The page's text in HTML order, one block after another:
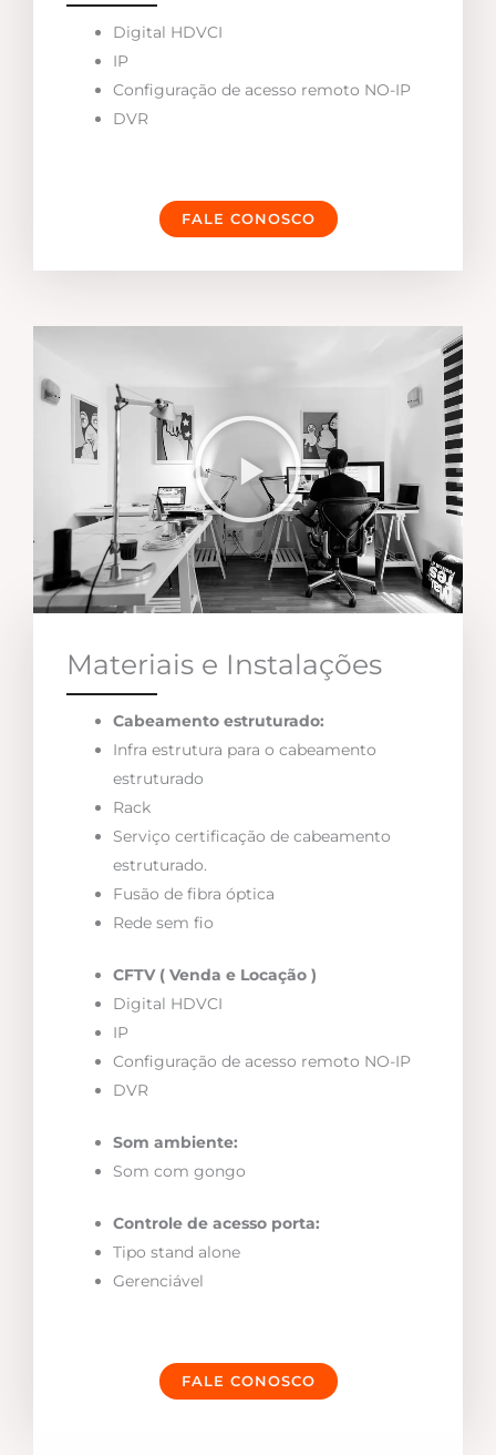
Digital HDVCI
IP
Configuração de acesso remoto NO-IP
DVR
FALE CONOSCO
Materiais e Instalações
Cabeamento estruturado:
Infra estrutura para o cabeamento
estruturado
Rack
Serviço certificação de cabeamento
estruturado.
Fusão de fibra óptica
Rede sem fio
CFTV ( Venda e Locação )
Digital HDVCI
IP
Configuração de acesso remoto NO-IP
DVR
Som ambiente:
Som com gongo
Controle de acesso porta:
Tipo stand alone
Gerenciável
FALE CONOSCO